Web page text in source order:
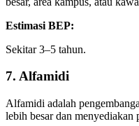
Estimasi BEP:
Sekitar 3–5 tahun.
7. Alfamidi
Alfamidi adalah
lebih besar dan